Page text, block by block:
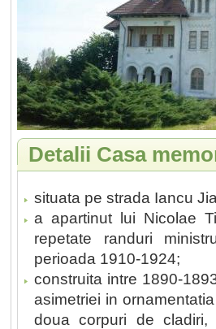
Detalii Casa
situata pe strada Iancu
a apartinut lui Nicolae
repetate randuri
perioada 1910-1924;
construita intre 1890-
asimetriei in
doua corpuri de